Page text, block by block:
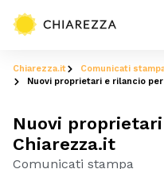
Chiarezza.it
Comunicati
Nuovi proprietari e rilancio
Nuovi
Chiarezza.it
Comunicati stampa